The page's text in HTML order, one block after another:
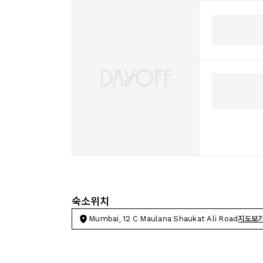
숙소위치
Mumbai, 12 C Maulana Shaukat Ali Road 지도보기